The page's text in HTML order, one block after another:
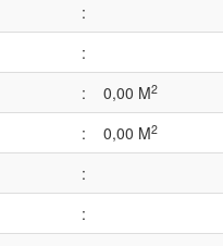
:
:
: 0,00 M2
: 0,00 M2
:
: